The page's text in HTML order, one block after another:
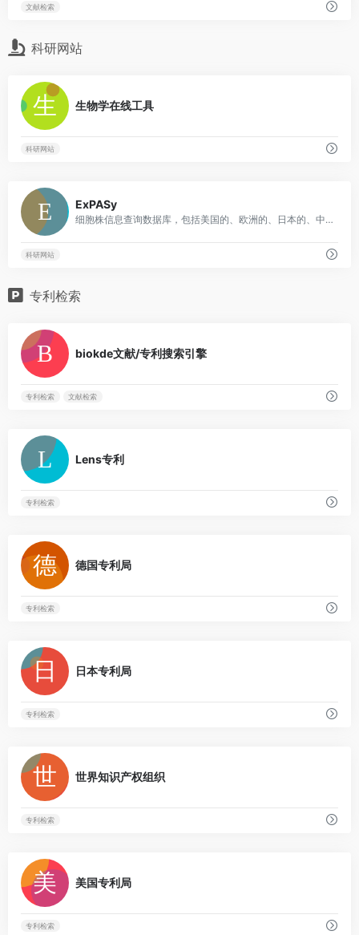
文献检索
科研网站
生物学在线工具
科研网站
ExPASy
细胞株信息查询数据库，包括美国的、欧洲的、日本的、中科院的等
科研网站
专利检索
biokde文献/专利搜索引擎
专利检索 文献检索
Lens专利
专利检索
德国专利局
专利检索
日本专利局
专利检索
世界知识产权组织
专利检索
美国专利局
专利检索